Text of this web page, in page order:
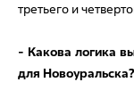
третьего и
- Какова логика
для Новоуральска?